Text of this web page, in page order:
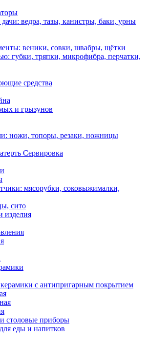
ведра, тазы, канистры, баки, урны
веники, совки, швабры, щётки
губки, тряпки, микрофибра, перчатки,
средства
и грызунов
ножи, топоры, резаки, ножницы
Сервировка
мясорубки, соковыжималки,
сито
изделия
с антипригарным покрытием
столовые приборы
еды и напитков